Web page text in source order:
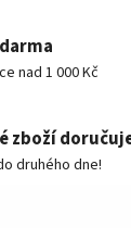
nad 1 000 Kč
zboží
druhého dne!